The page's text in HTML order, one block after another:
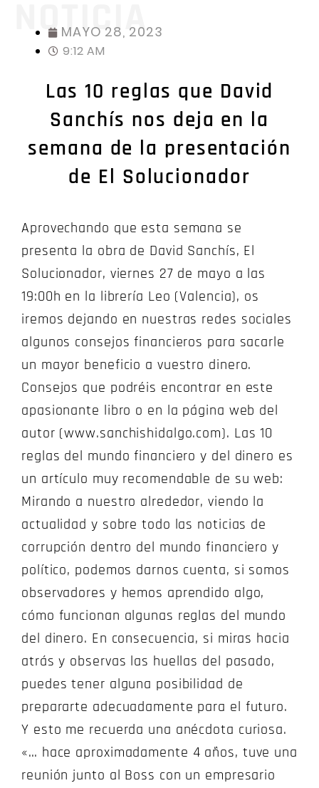
NOTICIA
MAYO 28, 2023
9:12 AM
Las 10 reglas que David
Sanchís nos deja en la
semana de la presentación
de El Solucionador
Aprovechando que esta semana se
presenta la obra de David Sanchís, El
Solucionador, viernes 27 de mayo a las
19:00h en la librería Leo (Valencia), os
iremos dejando en nuestras redes sociales
algunos consejos financieros para sacarle
un mayor beneficio a vuestro dinero.
Consejos que podréis encontrar en este
apasionante libro o en la página web del
autor (www.sanchishidalgo.com). Las 10
reglas del mundo financiero y del dinero es
un artículo muy recomendable de su web:
Mirando a nuestro alrededor, viendo la
actualidad y sobre todo las noticias de
corrupción dentro del mundo financiero y
político, podemos darnos cuenta, si somos
observadores y hemos aprendido algo,
cómo funcionan algunas reglas del mundo
del dinero. En consecuencia, si miras hacia
atrás y observas las huellas del pasado,
puedes tener alguna posibilidad de
prepararte adecuadamente para el futuro.
Y esto me recuerda una anécdota curiosa.
«… hace aproximadamente 4 años, tuve una
reunión junto al Boss con un empresario